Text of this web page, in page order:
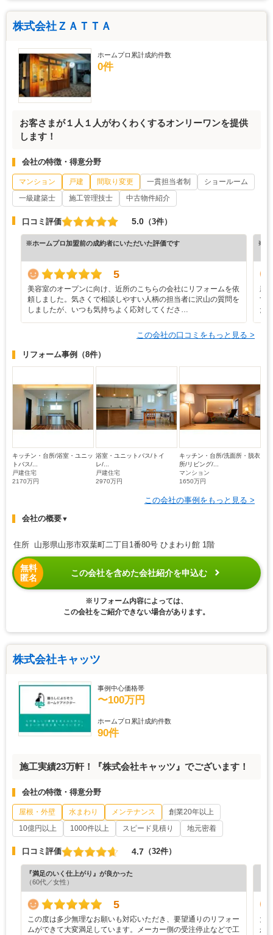
株式会社ＺＡＴＴＡ
ホームプロ累計成約件数
0件
お客さまが１人１人がわくわくするオンリーワンを提供
します！
会社の特徴・得意分野
マンション 戸建 間取り変更 一貫担当者制
ショールーム
一級建築士
施工管理技士 中古物件紹介
口コミ評価 5.0 （3件）
※ホームプロ加盟前の成約者にいただいた評価です
5
美容室のオープンに向け、近所のこちらの会社にリフォームを依
頼しました。気さくで相談しやすい人柄の担当者に沢山の質問を
しましたが、いつも気持ちよく応対してくださ…
※ホ
新
す
た
この会社の口コミをもっと見る >
リフォーム事例 （8件）
キッチン・台所/浴室・ユニッ
トバス/...
戸建住宅
2170万円
浴室・ユニットバス/トイ
レ/...
戸建住宅
2970万円
キッチン・台所/洗面所・脱衣
所/リビング/...
マンション
1650万円
この会社の事例をもっと見る >
会社の概要▼
住所 山形県山形市双葉町二丁目1番80号 ひまわり館 1階
無料
匿名
この会社を含めた会社紹介を申込む
※リフォーム内容によっては、
この会社をご紹介できない場合があります。
株式会社キャッツ
事例中心価格帯
〜100万円
ホームプロ累計成約件数
90件
施工実績23万軒！『株式会社キャッツ』でございます！
会社の特徴・得意分野
屋根・外壁 水まわり メンテナンス
創業20年以上
10億円以上
1000件以上 スピード見積り 地元密着
口コミ評価 4.7 （32件）
『満足のいく仕上がり』が良かった
（60代／女性）
5
この度は多少無理なお願いも対応いただき、要望通りのリフォー
ムができて大変満足しています。メーカー側の受注停止などで工
大
か